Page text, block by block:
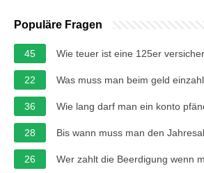
Populäre Fragen
45 Wie teuer ist eine 125er
22 Was muss man beim geld
36 Wie lang darf man ein konto
28 Bis wann muss man den
26 Wer zahlt die Beerdigung wenn